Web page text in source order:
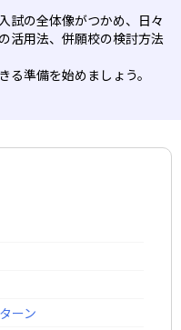
試の全体像がつかめ、日々
活用法、併願校の検討方法
準備を始めましょう。
ーン